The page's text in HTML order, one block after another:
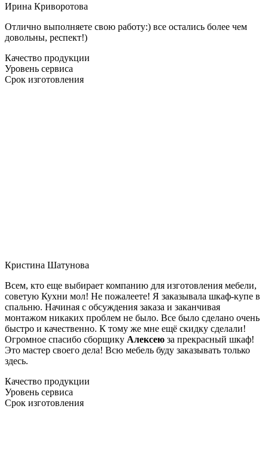
Ирина Криворотова
Отлично выполняете свою работу:) все остались более чем
довольны, респект!)
Качество продукции
Уровень сервиса
Срок изготовления
Кристина Шатунова
Всем, кто еще выбирает компанию для изготовления мебели,
советую Кухни мол! Не пожалеете! Я заказывала шкаф-купе в
спальню. Начиная с обсуждения заказа и заканчивая
монтажом никаких проблем не было. Все было сделано очень
быстро и качественно. К тому же мне ещё скидку сделали!
Огромное спасибо сборщику Алексею за прекрасный шкаф!
Это мастер своего дела! Всю мебель буду заказывать только
здесь.
Качество продукции
Уровень сервиса
Срок изготовления